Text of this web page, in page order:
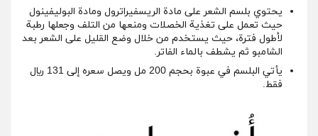
يحتوي بلسم الشعر على مادة الريسفيراترول ومادة البوليفينول
حيث تعمل على تغذية الخصلات ومنعها من التلف وجعلها رطبة
لأطول فترة، حيث يستخدم من خلال وضع القليل على الشعر بعد
الشامبو ثم يشطف بالماء الفاتر.
يأتي البلسم في عبوة بحجم 200 مل ويصل سعره إلى 131 ريال
فقط.